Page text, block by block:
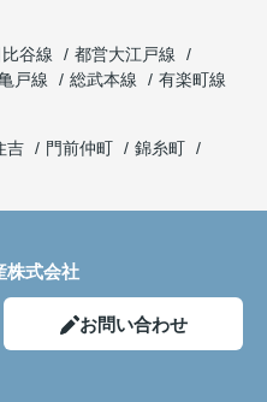
比谷線
都営大江戸線
戸線 総武本線
有楽町線
吉 門前仲町
錦糸町
株式会社
お問い合わせ